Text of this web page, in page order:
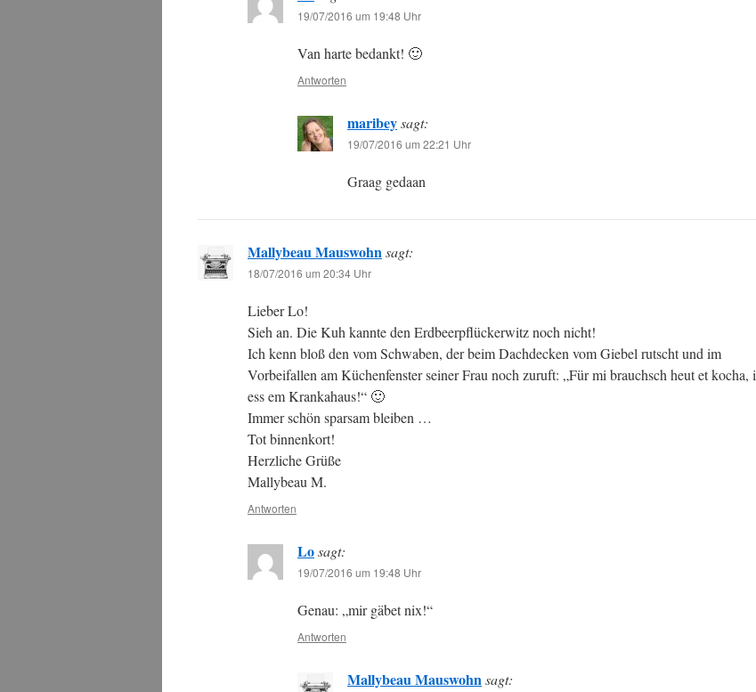
19/07/2016 um 19:48 Uhr
Van harte bedankt! 🙂
Antworten
maribeysagt:
19/07/2016 um 22:21 Uhr
Graag gedaan
Mallybeau Mauswohnsagt:
18/07/2016 um 20:34 Uhr
Lieber Lo!
Sieh an. Die Kuh kannte den Erdbeerpflückerwitz noch nicht!
Ich kenn bloß den vom Schwaben, der beim Dachdecken vom Giebel rutscht und im
Vorbeifallen am Küchenfenster seiner Frau noch zuruft: „Für mi brauchsch heut et kocha, i
ess em Krankahaus!“ 🙂
Immer schön sparsam bleiben …
Tot binnenkort!
Herzliche Grüße
Mallybeau M.
Antworten
Losagt:
19/07/2016 um 19:48 Uhr
Genau: „mir gäbet nix!“
Antworten
Mallybeau Mauswohnsagt: